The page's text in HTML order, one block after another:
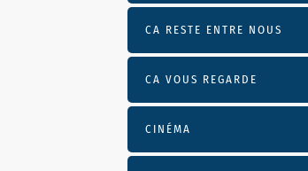
CA RESTE ENTRE NOUS
CA VOUS REGARDE
CINÉMA